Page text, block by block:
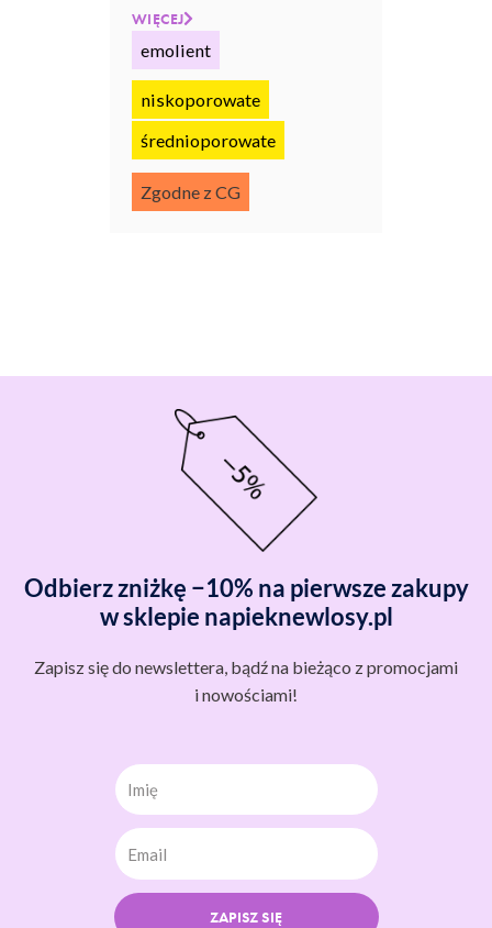
WIĘCEJ
emolient
niskoporowate
średnioporowate
Zgodne z CG
Odbierz zniżkę −10% na pierwsze zakupy
w sklepie napieknewlosy.pl
Zapisz się do newslettera, bądź na bieżąco z promocjami
i nowościami!
Imię
ZAPISZ SIĘ